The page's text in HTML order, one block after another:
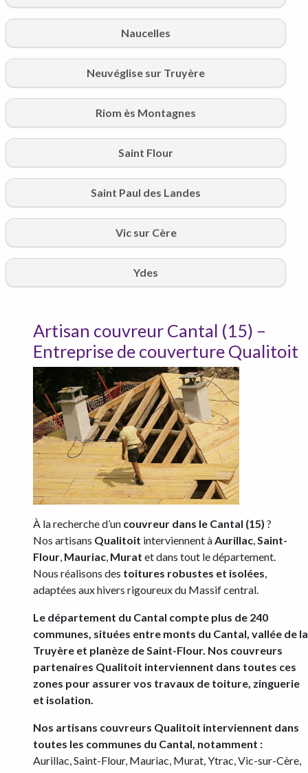
Naucelles
Neuvéglise sur Truyère
Riom ès Montagnes
Saint Flour
Saint Paul des Landes
Vic sur Cère
Ydes
Artisan couvreur Cantal (15) –
Entreprise de couverture Qualitoit
À la recherche d’un couvreur dans le Cantal (15) ?
Nos artisans Qualitoit interviennent àAurillac,Saint-
Flour, Mauriac, Murat et dans tout le département.
Nous réalisons des toitures robustes et isolées,
adaptées aux hivers rigoureux du Massif central.
Le département du Cantal compte plus de 240
communes, situées entre monts du Cantal, vallée de la
Truyère et planèze de Saint-Flour. Nos couvreurs
partenaires Qualitoit interviennent dans toutes ces
zones pour assurer vos travaux de toiture, zinguerie
et isolation.
Nos artisans couvreurs Qualitoit interviennent dans
toutes les communes du Cantal, notamment :
Aurillac, Saint-Flour, Mauriac, Murat, Ytrac, Vic-sur-Cère,